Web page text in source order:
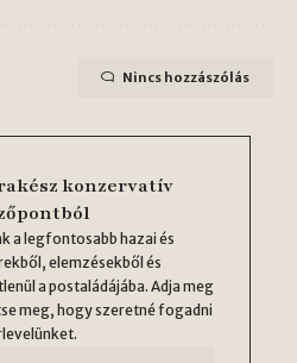
Nincs hozzászólás
konzervatív
a legfontosabb hazai és
elemzésekből és
a postaládájába. Adja meg
meg, hogy szeretné fogadni